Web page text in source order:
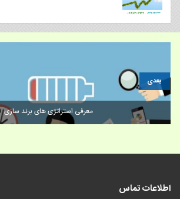
فروش بهترین نام های برند مواد غذایی
بعدی
اطلاعات تماس